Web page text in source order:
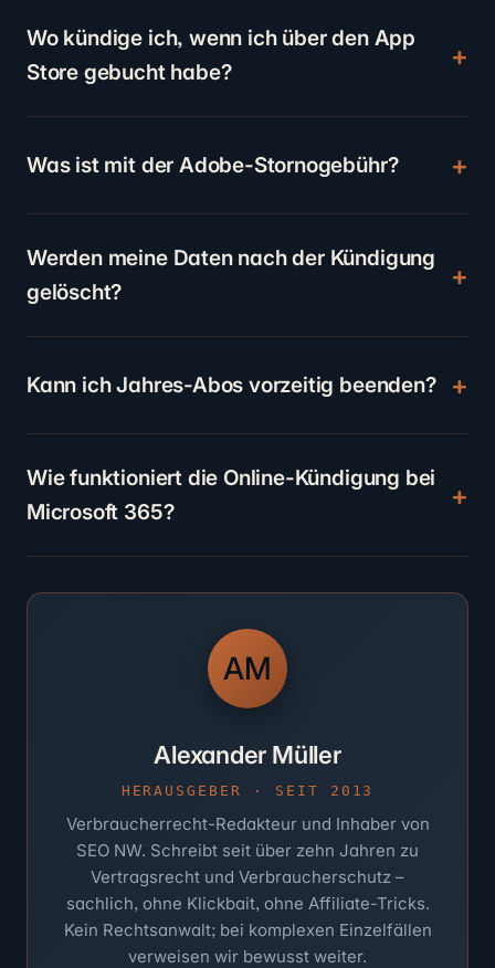
Wo kündige ich, wenn ich über den App
Store gebucht habe?
Was ist mit der Adobe-Stornogebühr?
Werden meine Daten nach der Kündigung
gelöscht?
Kann ich Jahres-Abos vorzeitig beenden?
Wie funktioniert die Online-Kündigung bei
Microsoft 365?
AM
Alexander Müller
HERAUSGEBER · SEIT 2013
Verbraucherrecht-Redakteur und Inhaber von
SEO NW. Schreibt seit über zehn Jahren zu
Vertragsrecht und Verbraucherschutz –
sachlich, ohne Klickbait, ohne Affiliate-Tricks.
Kein Rechtsanwalt; bei komplexen Einzelfällen
verweisen wir bewusst weiter.